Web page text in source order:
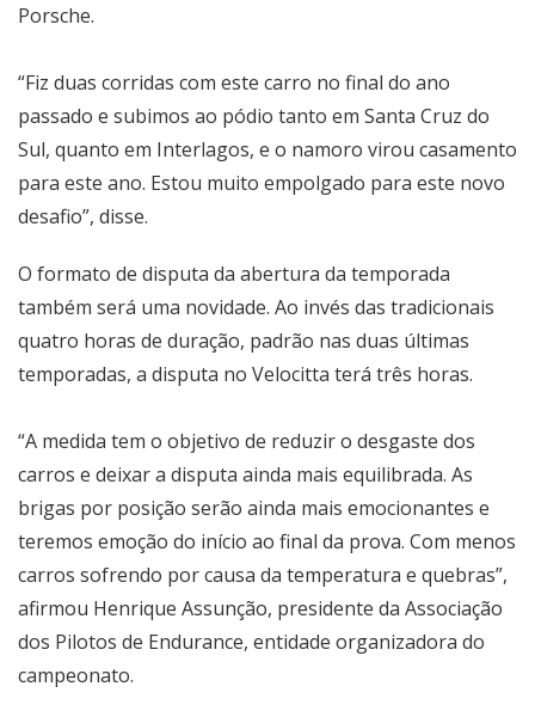
Porsche.
“Fiz duas corridas com este carro no final do ano
passado e subimos ao pódio tanto em Santa Cruz do
Sul, quanto em Interlagos, e o namoro virou casamento
para este ano. Estou muito empolgado para este novo
desafio”, disse.
O formato de disputa da abertura da temporada
também será uma novidade. Ao invés das tradicionais
quatro horas de duração, padrão nas duas últimas
temporadas, a disputa no Velocitta terá três horas.
“A medida tem o objetivo de reduzir o desgaste dos
carros e deixar a disputa ainda mais equilibrada. As
brigas por posição serão ainda mais emocionantes e
teremos emoção do início ao final da prova. Com menos
carros sofrendo por causa da temperatura e quebras”,
afirmou Henrique Assunção, presidente da Associação
dos Pilotos de Endurance, entidade organizadora do
campeonato.